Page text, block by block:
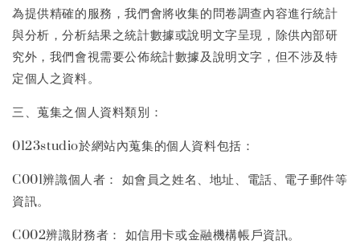
為提供精確的服務，我們會將收集的問卷調查內容進行統計
與分析，分析結果之統計數據或說明文字呈現，除供內部研
究外，我們會視需要公佈統計數據及說明文字，但不涉及特
定個人之資料。
三、蒐集之個人資料類別：
0123studio於網站內蒐集的個人資料包括：
C001辨識個人者： 如會員之姓名、地址、電話、電子郵件等
資訊。
C002辨識財務者： 如信用卡或金融機構帳戶資訊。